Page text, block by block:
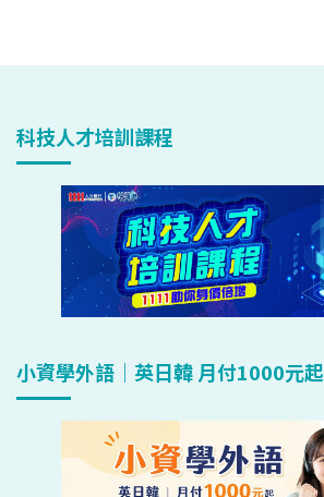
科技人才培訓課程
小資學外語｜英日韓 月付1000元起